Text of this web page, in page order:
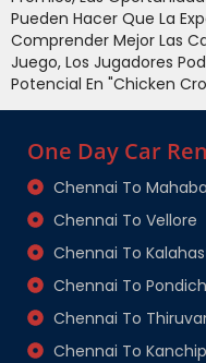
Pueden Hacer Que La
Comprender Mejor Las
Juego, Los Jugadores
Potencial En "Chicken
One Day Car
Chennai To
Chennai To Vellore
Chennai To
Chennai To
Chennai To
Chennai To